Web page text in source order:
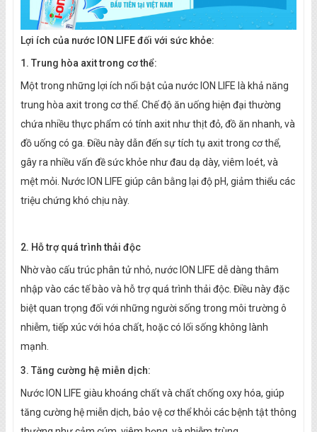
Lợi ích của nước ION LIFE đối với sức khỏe:
1. Trung hòa axit trong cơ thể:
Một trong những lợi ích nổi bật của nước ION LIFE là khả năng
trung hòa axit trong cơ thể. Chế độ ăn uống hiện đại thường
chứa nhiều thực phẩm có tính axit như thịt đỏ, đồ ăn nhanh, và
đồ uống có ga. Điều này dẫn đến sự tích tụ axit trong cơ thể,
gây ra nhiều vấn đề sức khỏe như đau dạ dày, viêm loét, và
mệt mỏi. Nước ION LIFE giúp cân bằng lại độ pH, giảm thiểu các
triệu chứng khó chịu này.
2. Hỗ trợ quá trình thải độc
Nhờ vào cấu trúc phân tử nhỏ, nước ION LIFE dễ dàng thâm
nhập vào các tế bào và hỗ trợ quá trình thải độc. Điều này đặc
biệt quan trọng đối với những người sống trong môi trường ô
nhiễm, tiếp xúc với hóa chất, hoặc có lối sống không lành
mạnh.
3. Tăng cường hệ miễn dịch:
Nước ION LIFE giàu khoáng chất và chất chống oxy hóa, giúp
tăng cường hệ miễn dịch, bảo vệ cơ thể khỏi các bệnh tật thông